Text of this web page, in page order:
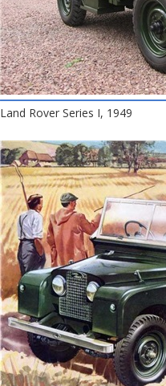
Land Rover Series I, 1949